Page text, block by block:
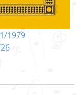
1979